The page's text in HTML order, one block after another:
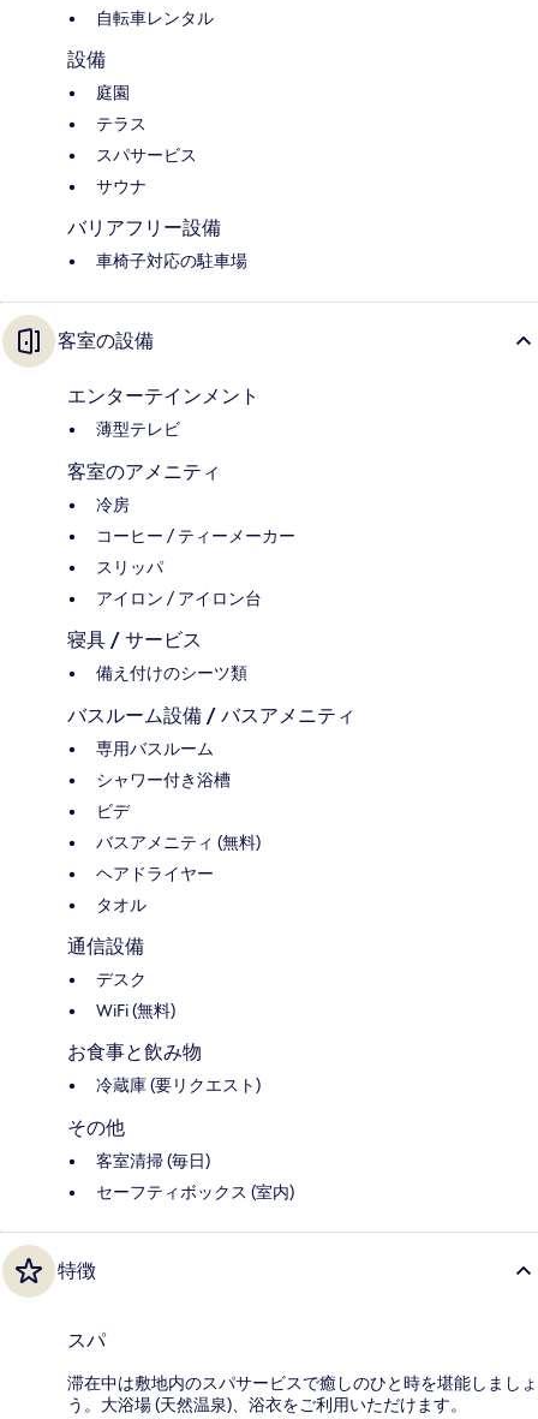
自転車レンタル
設備
庭園
テラス
スパサービス
サウナ
バリアフリー設備
車椅子対応の駐車場
客室の設備
エンターテインメント
薄型テレビ
客室のアメニティ
冷房
コーヒー / ティーメーカー
スリッパ
アイロン / アイロン台
寝具 / サービス
備え付けのシーツ類
バスルーム設備 / バスアメニティ
専用バスルーム
シャワー付き浴槽
ビデ
バスアメニティ (無料)
ヘアドライヤー
タオル
通信設備
デスク
WiFi (無料)
お食事と飲み物
冷蔵庫 (要リクエスト)
その他
客室清掃 (毎日)
セーフティボックス (室内)
特徴
スパ
滞在中は敷地内のスパサービスで癒しのひと時を堪能しましょ
う。大浴場 (天然温泉)、浴衣をご利用いただけます。